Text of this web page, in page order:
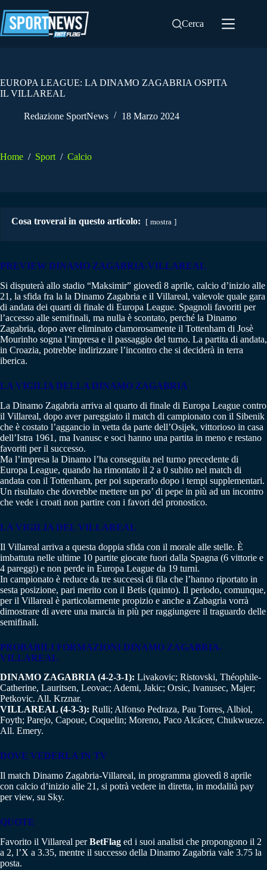
al
contenuto
Cerca
EUROPA LEAGUE: LA DINAMO ZAGABRIA OSPITA
IL VILLAREAL
Redazione SportNews 18 Marzo 2024
Home / Sport / Calcio
Cosa troverai in questo articolo: mostra
PREVIEW DINAMO ZAGABRIA-VILLAREAL
Si disputerà allo stadio “Maksimir” giovedì 8 aprile, calcio d’inizio alle
21, la sfida fra la la Dinamo Zagabria e il Villareal, valevole quale gara
di andata dei quarti di finale di Europa League. Spagnoli favoriti per
l’accesso alle semifinali, ma nulla è scontato, perché la Dinamo
Zagabria, dopo aver eliminato clamorosamente il Tottenham di Josè
Mourinho sogna l’impresa e il passaggio del turno. La partita di andata,
in Croazia, potrebbe indirizzare l’incontro che si deciderà in terra
iberica.
LA VIGILIA DELLA DINAMO ZAGABRIA
La Dinamo Zagabria arriva al quarto di finale di Europa League contro
il Villareal, dopo aver pareggiato il match di campionato con il Sibenik
che è costato l’aggancio in vetta da parte dell’Osijek, vittorioso in casa
dell’Istra 1961, ma Ivanusc e soci hanno una partita in meno e restano
favoriti per il successo.
Ma l’impresa la Dinamo l’ha conseguita nel turno precedente di
Europa League, quando ha rimontato il 2 a 0 subito nel match di
andata con il Tottenham, per poi superarlo dopo i tempi supplementari.
Un risultato che dovrebbe mettere un po’ di pepe in più ad un incontro
che vede i croati non partire con i favori del pronostico.
LA VIGILIA DEL VILLAREAL
Il Villareal arriva a questa doppia sfida con il morale alle stelle. È
imbattuta nelle ultime 10 partite giocate fuori dalla Spagna (6 vittorie e
4 pareggi) e non perde in Europa League da 19 turni.
In campionato è reduce da tre successi di fila che l’hanno riportato in
sesta posizione, pari merito con il Betis (quinto). Il periodo, comunque,
per il Villareal è particolarmente propizio e anche a Zabagria vorrà
dimostrare di avere una marcia in più per raggiungere il traguardo delle
semifinali.
PROBABILI FORMAZIONI DINAMO ZAGABRIA-
VILLAREAL
DINAMO ZAGABRIA (4-2-3-1): Livakovic; Ristovski, Théophile-
Catherine, Lauritsen, Leovac; Ademi, Jakic; Orsic, Ivanusec, Majer;
Petkovic. All. Krznar.
VILLAREAL (4-3-3): Rulli; Alfonso Pedraza, Pau Torres, Albiol,
Foyth; Parejo, Capoue, Coquelin; Moreno, Paco Alcácer, Chukwueze.
All. Emery.
DOVE VEDERLA IN TV
Il match Dinamo Zagabria-Villareal, in programma giovedì 8 aprile
con calcio d’inizio alle 21, si potrà vedere in diretta, in modalità pay
per view, su Sky.
QUOTE
Favorito il Villareal perBetFlag ed i suoi analisti che propongono il 2
a 2, l’X a 3.35, mentre il successo della Dinamo Zagabria vale 3.75 la
posta.